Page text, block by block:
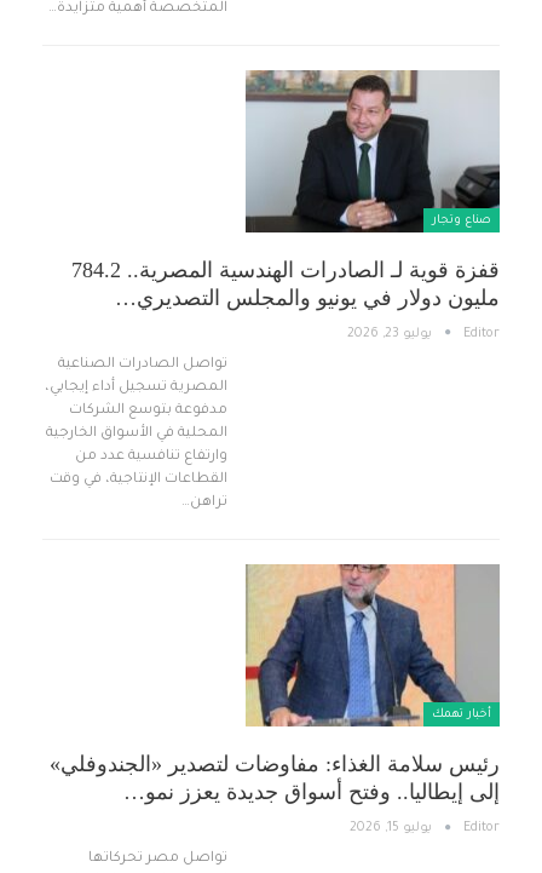
المتخصصة أهمية متزايدة…
صناع وتجار
قفزة قوية لـ الصادرات الهندسية المصرية.. 784.2
مليون دولار في يونيو والمجلس التصديري…
Editor يوليو 23, 2026
تواصل الصادرات الصناعية
المصرية تسجيل أداء إيجابي،
مدفوعة بتوسع الشركات
المحلية في الأسواق الخارجية
وارتفاع تنافسية عدد من
القطاعات الإنتاجية، في وقت
تراهن…
أخبار تهمك
رئيس سلامة الغذاء: مفاوضات لتصدير «الجندوفلي»
إلى إيطاليا.. وفتح أسواق جديدة يعزز نمو…
Editor يوليو 15, 2026
تواصل مصر تحركاتها